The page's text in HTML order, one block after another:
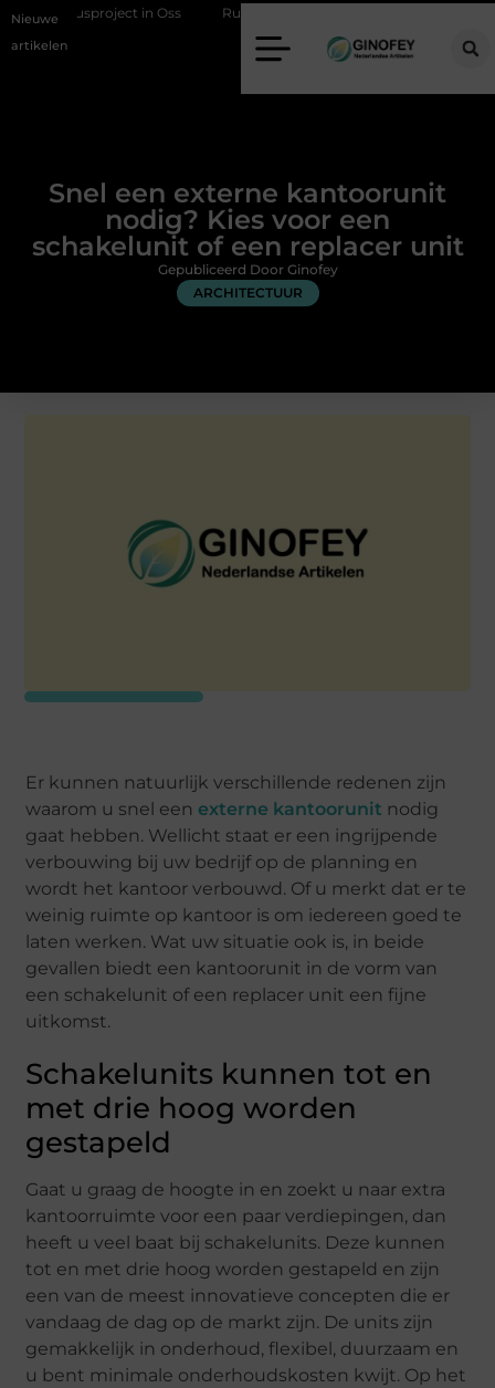
Nieuwe
artikelen
je klusproject in Oss Ruimte winnen in de slaapkamer met een
Snel een externe kantoorunit
nodig? Kies voor een
schakelunit of een replacer unit
ARCHITECTUUR
Gepubliceerd Door Ginofey
Er kunnen natuurlijk verschillende redenen zijn
waarom u snel eenexterne kantoorunit nodig
gaat hebben. Wellicht staat er een ingrijpende
verbouwing bij uw bedrijf op de planning en
wordt het kantoor verbouwd. Of u merkt dat er te
weinig ruimte op kantoor is om iedereen goed te
laten werken. Wat uw situatie ook is, in beide
gevallen biedt een kantoorunit in de vorm van
een schakelunit of een replacer unit een fijne
uitkomst.
Schakelunits kunnen tot en
met drie hoog worden
gestapeld
Gaat u graag de hoogte in en zoekt u naar extra
kantoorruimte voor een paar verdiepingen, dan
heeft u veel baat bij schakelunits. Deze kunnen
tot en met drie hoog worden gestapeld en zijn
een van de meest innovatieve concepten die er
vandaag de dag op de markt zijn. De units zijn
gemakkelijk in onderhoud, flexibel, duurzaam en
u bent minimale onderhoudskosten kwijt. Op het